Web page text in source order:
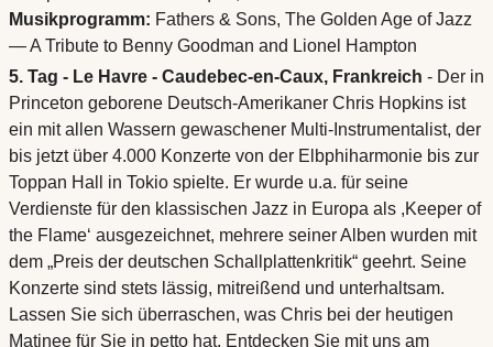
Musikprogramm: Fathers & Sons, The Golden Age of Jazz
— A Tribute to Benny Goodman and Lionel Hampton
5. Tag - Le Havre - Caudebec-en-Caux, Frankreich - Der in
Princeton geborene Deutsch-Amerikaner Chris Hopkins ist
ein mit allen Wassern gewaschener Multi-Instrumentalist, der
bis jetzt über 4.000 Konzerte von der Elbphiharmonie bis zur
Toppan Hall in Tokio spielte. Er wurde u.a. für seine
Verdienste für den klassischen Jazz in Europa als ,Keeper of
the Flame‘ ausgezeichnet, mehrere seiner Alben wurden mit
dem „Preis der deutschen Schallplattenkritik“ geehrt. Seine
Konzerte sind stets lässig, mitreißend und unterhaltsam.
Lassen Sie sich überraschen, was Chris bei der heutigen
Matinee für Sie in petto hat. Entdecken Sie mit uns am